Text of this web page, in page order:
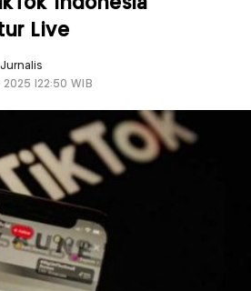
Live
Jurnalis
|22:50 WIB